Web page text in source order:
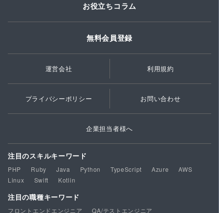
お役立ちコラム
無料会員登録
運営会社 利用規約
プライバシーポリシー お問い合わせ
企業担当者様へ
注目のスキルキーワード
PHP Ruby Java Python TypeScript Azure
AWS
Linux
Swift Kotlin
注目の職種キーワード
フロントエンドエンジニア
QA/テストエンジニア